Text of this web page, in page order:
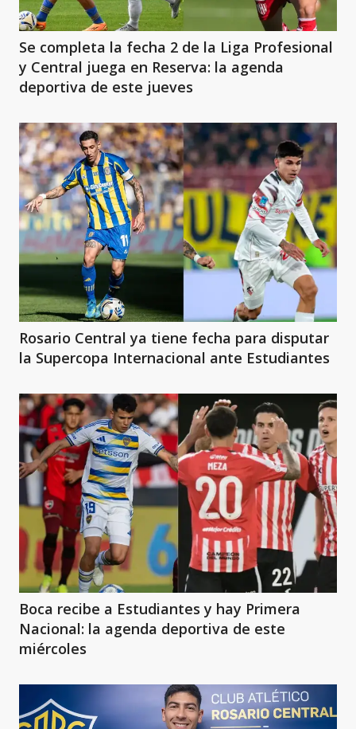
Se completa la fecha 2 de la Liga Profesional
y Central juega en Reserva: la agenda
deportiva de este jueves
Rosario Central ya tiene fecha para disputar
la Supercopa Internacional ante Estudiantes
Boca recibe a Estudiantes y hay Primera
Nacional: la agenda deportiva de este
miércoles